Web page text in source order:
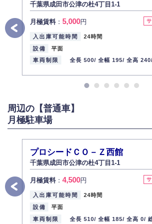
4.個人情報の第三者提供
法的義務など正当な理由に基づく要請があった場
情報をご本人の同意なく第三者に提供いたしません
5.個人情報の開示・訂正・削除
お客様ご本人から自己の個人情報開示の請求があっ
ん）。
また、個人情報の内容に誤りがあり、ご本人から訂
6.個人情報管理の社内教育
弊社社員全員が、個人情報の取り扱いについての重
切に管理するよう社内教育を実施してまいります。
代表取締役社長 野口 幸男
千葉県成田市公津の杜4丁目1-1
月極賃料： 5,000円
入出庫可能時間
24時間
設備
平面
車両制限
全長 500/ 全幅 195/ 全高 240/
周辺の【普通車】
月極駐車場
プロシードＣＯ－Ｚ西館
千葉県成田市公津の杜4丁目1-1
月極賃料： 4,500円
入出庫可能時間
24時間
設備
平面
車両制限
全長 510/ 全幅 185/ 全高 0/